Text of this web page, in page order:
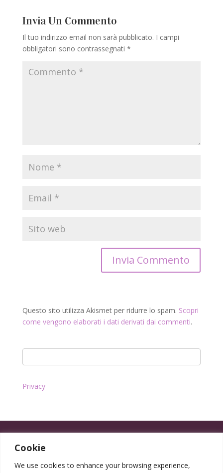
Cookie
We use cookies to enhance your browsing experience,
Invia Un Commento
Il tuo indirizzo email non sarà pubblicato. I campi
obbligatori sono contrassegnati *
Questo sito utilizza Akismet per ridurre lo spam. Scopri
come vengono elaborati i dati derivati dai commenti.
Privacy